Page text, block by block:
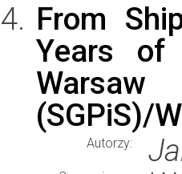
From
Years of
(SGPiS)/
Autorzy: